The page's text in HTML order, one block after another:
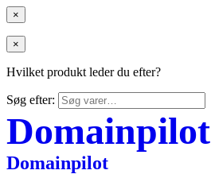
×
×
Hvilket produkt leder du efter?
Søg efter:
Domainpilot
Domainpilot